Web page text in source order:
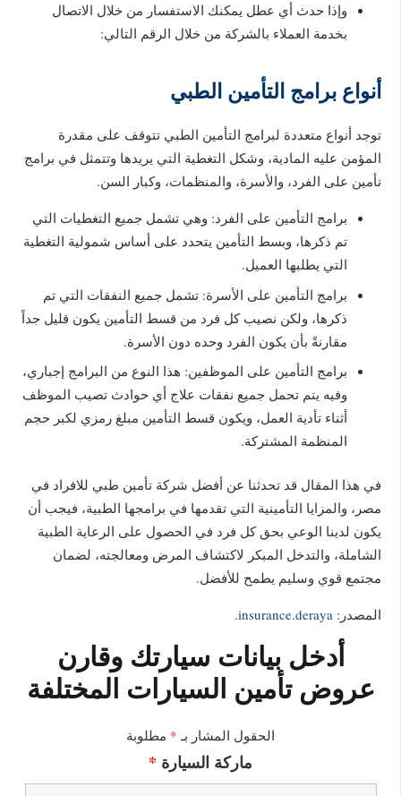
وإذا حدث أي عطل يمكنك الاستفسار من خلال الاتصال
بخدمة العملاء بالشركة من خلال الرقم التالي:
أنواع برامج التأمين الطبي
توجد أنواع متعددة لبرامج التأمين الطبي تتوقف على مقدرة
المؤمن عليه المادية، وشكل التغطية التي يريدها وتتمثل في برامج
تأمين على الفرد، والأسرة، والمنظمات، وكبار السن.
برامج التأمين على الفرد: وهي تشمل جميع التغطيات التي
تم ذكرها، وبسط التأمين يتحدد على أساس شمولية التغطية
التي يطلبها العميل.
برامج التأمين على الأسرة: تشمل جميع النفقات التي تم
ذكرها، ولكن نصيب كل فرد من قسط التأمين يكون قليل جداً
مقارنةً بأن يكون الفرد وحده دون الأسرة.
برامج التأمين على الموظفين: هذا النوع من البرامج إجباري،
وفيه يتم تحمل جميع نفقات علاج أي حوادث تصيب الموظف
أثناء تأدية العمل، ويكون قسط التأمين مبلغ رمزي لكبر حجم
المنظمة المشتركة.
في هذا المقال قد تحدثنا عن أفضل شركة تأمين طبي للافراد في
مصر، والمزايا التأمينية التي تقدمها في برامجها الطبية، فيجب أن
يكون لدينا الوعي بحق كل فرد في الحصول على الرعاية الطبية
الشاملة، والتدخل المبكر لاكتشاف المرض ومعالجته، لضمان
مجتمع قوي وسليم يطمح للأفضل.
المصدر: insurance.deraya.
أدخل بيانات سيارتك وقارن
عروض تأمين السيارات المختلفة
الحقول المشار بـ * مطلوبة
ماركة السيارة *